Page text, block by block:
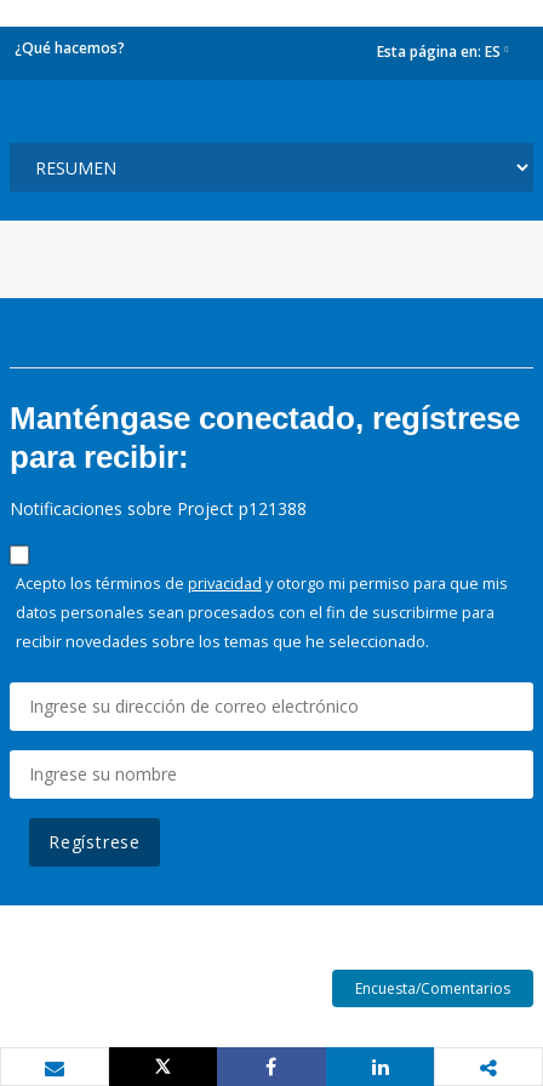
¿Qué hacemos? Esta página en: ES
Manténgase conectado, regístrese
para recibir:
Notificaciones sobre Project p121388
Acepto los términos de privacidad y otorgo mi permiso para que mis
datos personales sean procesados con el fin de suscribirme para
recibir novedades sobre los temas que he seleccionado.
Regístrese
Encuesta/Comentarios